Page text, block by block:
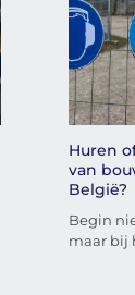
Huren
van
België?
Begin
maar bij